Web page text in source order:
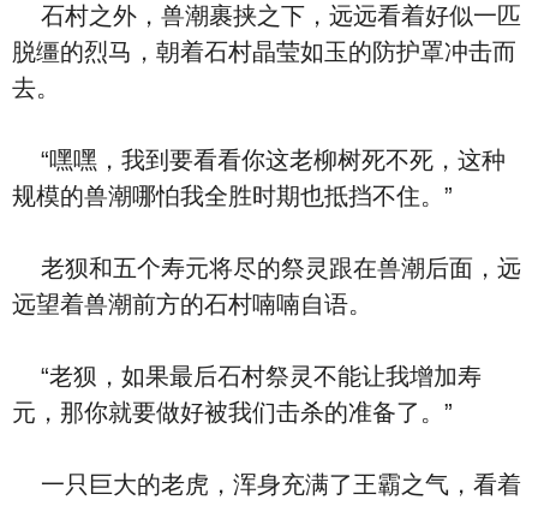
石村之外，兽潮裹挟之下，远远看着好似一匹
脱缰的烈马，朝着石村晶莹如玉的防护罩冲击而
去。
“嘿嘿，我到要看看你这老柳树死不死，这种
规模的兽潮哪怕我全胜时期也抵挡不住。”
老狈和五个寿元将尽的祭灵跟在兽潮后面，远
远望着兽潮前方的石村喃喃自语。
“老狈，如果最后石村祭灵不能让我增加寿
元，那你就要做好被我们击杀的准备了。”
一只巨大的老虎，浑身充满了王霸之气，看着